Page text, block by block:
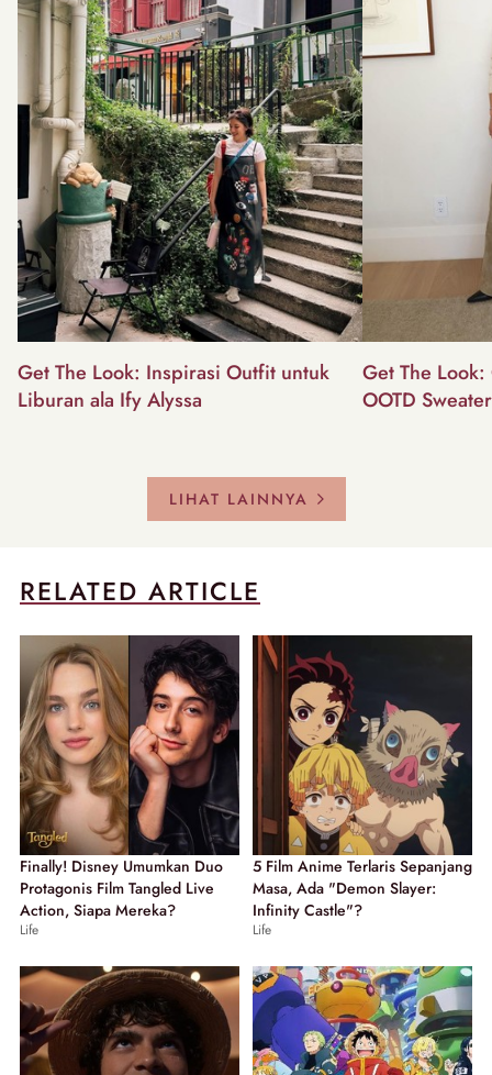
Get The Look: Inspirasi Outfit untuk
Liburan ala Ify Alyssa
Get The
OOTD
LIHAT LAINNYA
RELATED ARTICLE
Finally! Disney Umumkan Duo
Protagonis Film Tangled Live
Action, Siapa Mereka?
Life
5 Film Anime Terlaris Sepanjang
Masa, Ada "Demon Slayer:
Infinity Castle"?
Life